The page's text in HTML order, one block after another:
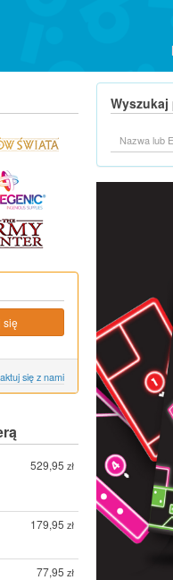
się
się z nami
529,95 zł
179,95 zł
77,95 zł